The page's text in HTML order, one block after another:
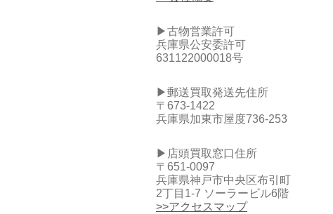
▶古物営業許可
兵庫県公安委許可
631122000018号
▶郵送買取発送先住所
〒673-1422
兵庫県加東市屋度736-253
▶店頭買取窓口住所
〒651-0097
兵庫県神戸市中央区布引町
2丁目1-7 ソーラービル6階
>>アクセスマップ